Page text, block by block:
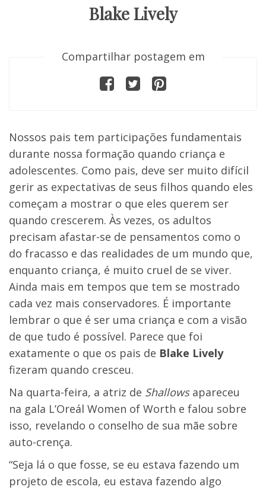
Blake Lively
Compartilhar postagem em
Nossos pais tem participações fundamentais
durante nossa formação quando criança e
adolescentes. Como pais, deve ser muito difícil
gerir as expectativas de seus filhos quando eles
começam a mostrar o que eles querem ser
quando crescerem. Às vezes, os adultos
precisam afastar-se de pensamentos como o
do fracasso e das realidades de um mundo que,
enquanto criança, é muito cruel de se viver.
Ainda mais em tempos que tem se mostrado
cada vez mais conservadores. É importante
lembrar o que é ser uma criança e com a visão
de que tudo é possível. Parece que foi
exatamente o que os pais de Blake Lively
fizeram quando cresceu.
Na quarta-feira, a atriz de Shallowsapareceu
na gala L’Oreál Women of Worth e falou sobre
isso, revelando o conselho de sua mãe sobre
auto-crença.
“Seja lá o que fosse, se eu estava fazendo um
projeto de escola, eu estava fazendo algo